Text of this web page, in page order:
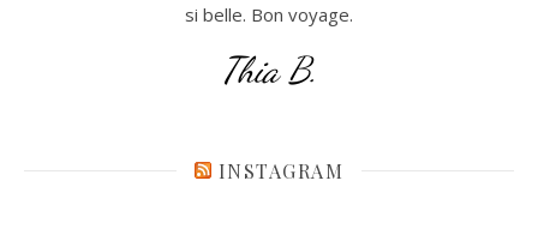
si belle. Bon voyage.
Thia B.
INSTAGRAM